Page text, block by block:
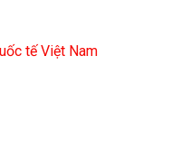
tế Việt Nam